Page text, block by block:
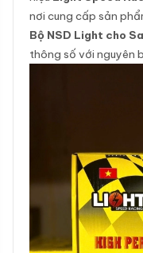
nơi cung cấp sản
Bộ NSD Light cho
thông số với nguyên